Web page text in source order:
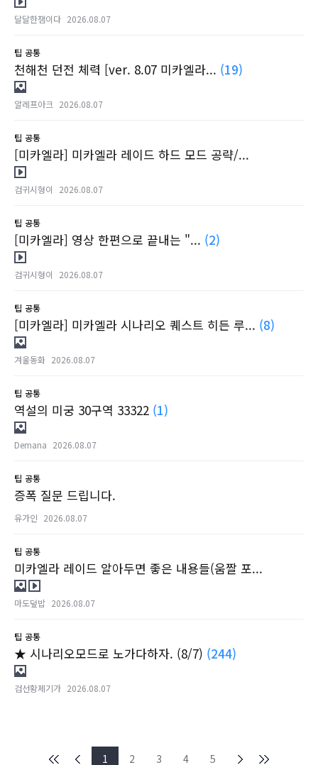
달달한잼이다 2026.08.07
팁 공통
천해천 던전 체력 [ver. 8.07 미카엘라... (19)
알레프아크 2026.08.07
팁 공통
[미카엘라] 미카엘라 레이드 하드 모드 공략/...
검귀시형이 2026.08.07
팁 공통
[미카엘라] 영상 한편으로 끝내는 "... (2)
검귀시형이 2026.08.07
팁 공통
[미카엘라] 미카엘라 시나리오 퀘스트 히든 루... (8)
겨울동화 2026.08.07
팁 공통
역설의 미궁 30구역 33322 (1)
Demana 2026.08.07
팁 공통
증폭 질문 드립니다.
유가인 2026.08.07
팁 공통
미카엘라 레이드 알아두면 좋은 내용들(움짤 포...
마도덮밥 2026.08.07
팁 공통
★ 시나리오모드로 노가다하자. (8/7) (244)
검선황제기가 2026.08.07
1 2 3 4 5